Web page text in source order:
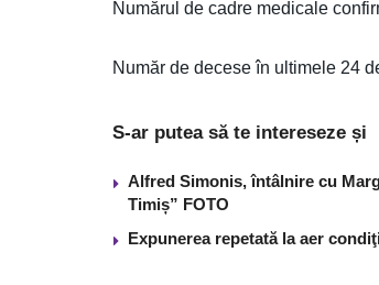
Numărul de cadre medicale
Număr de decese în ultimele 24
S-ar putea să te intereseze și
Alfred Simonis, întâlnire cu
Timiș” FOTO
Expunerea repetată la aer